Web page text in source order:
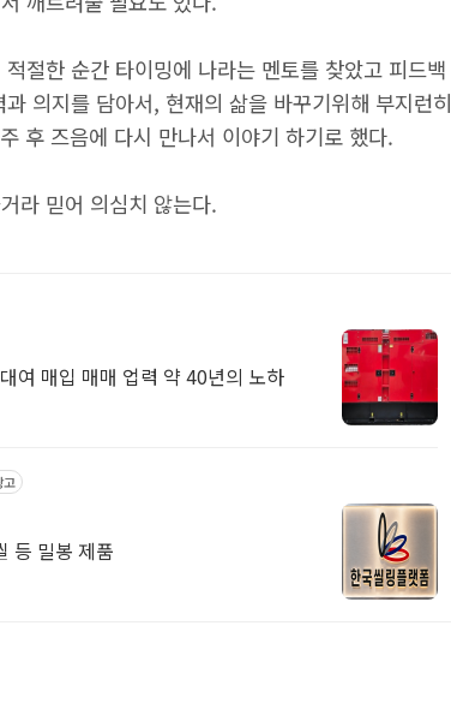
절한 순간 타이밍에 나라는 멘토를 찾았고 피드백
의지를 담아서, 현재의 삶을 바꾸기위해 부지런히
후 즈음에 다시 만나서 이야기 하기로 했다.
라 믿어 의심치 않는다.
여 매입 매매 업력 약 40년의 노하
고
등 밀봉 제품